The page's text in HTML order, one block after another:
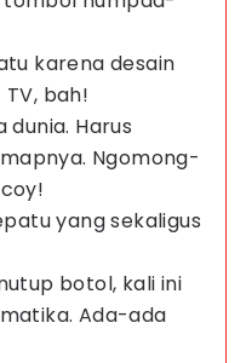
karena desain
bah!
dunia. Harus
Ngomong-
yang sekaligus
botol, kali ini
Ada-ada